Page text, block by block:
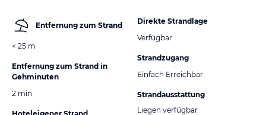
Entfernung zum Strand
< 25 m
Entfernung zum Strand in
Gehminuten
2 min
Direkte Strandlage
Verfügbar
Strandzugang
Einfach Erreichbar
Strandausstattung
Liegen verfügbar